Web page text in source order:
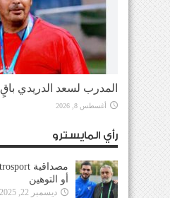
المدرب لسعد الدريدي
أغسطس 8, 2026
رأي المايسترو
أو التوهين
ديسمبر 22, 2025